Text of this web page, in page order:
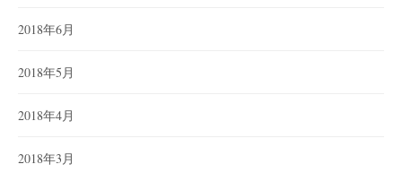
2018年6月
2018年5月
2018年4月
2018年3月